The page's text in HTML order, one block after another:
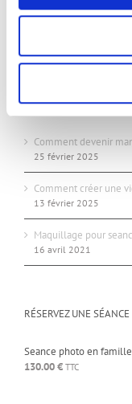
24/24 7j/7j
ARTICLES RÉCENTS
Comment devenir
25 février 2025
Comment créer une
13 février 2025
Maquillage pour
16 avril 2021
RÉSERVEZ UNE
Seance photo en
130.00€ TTC